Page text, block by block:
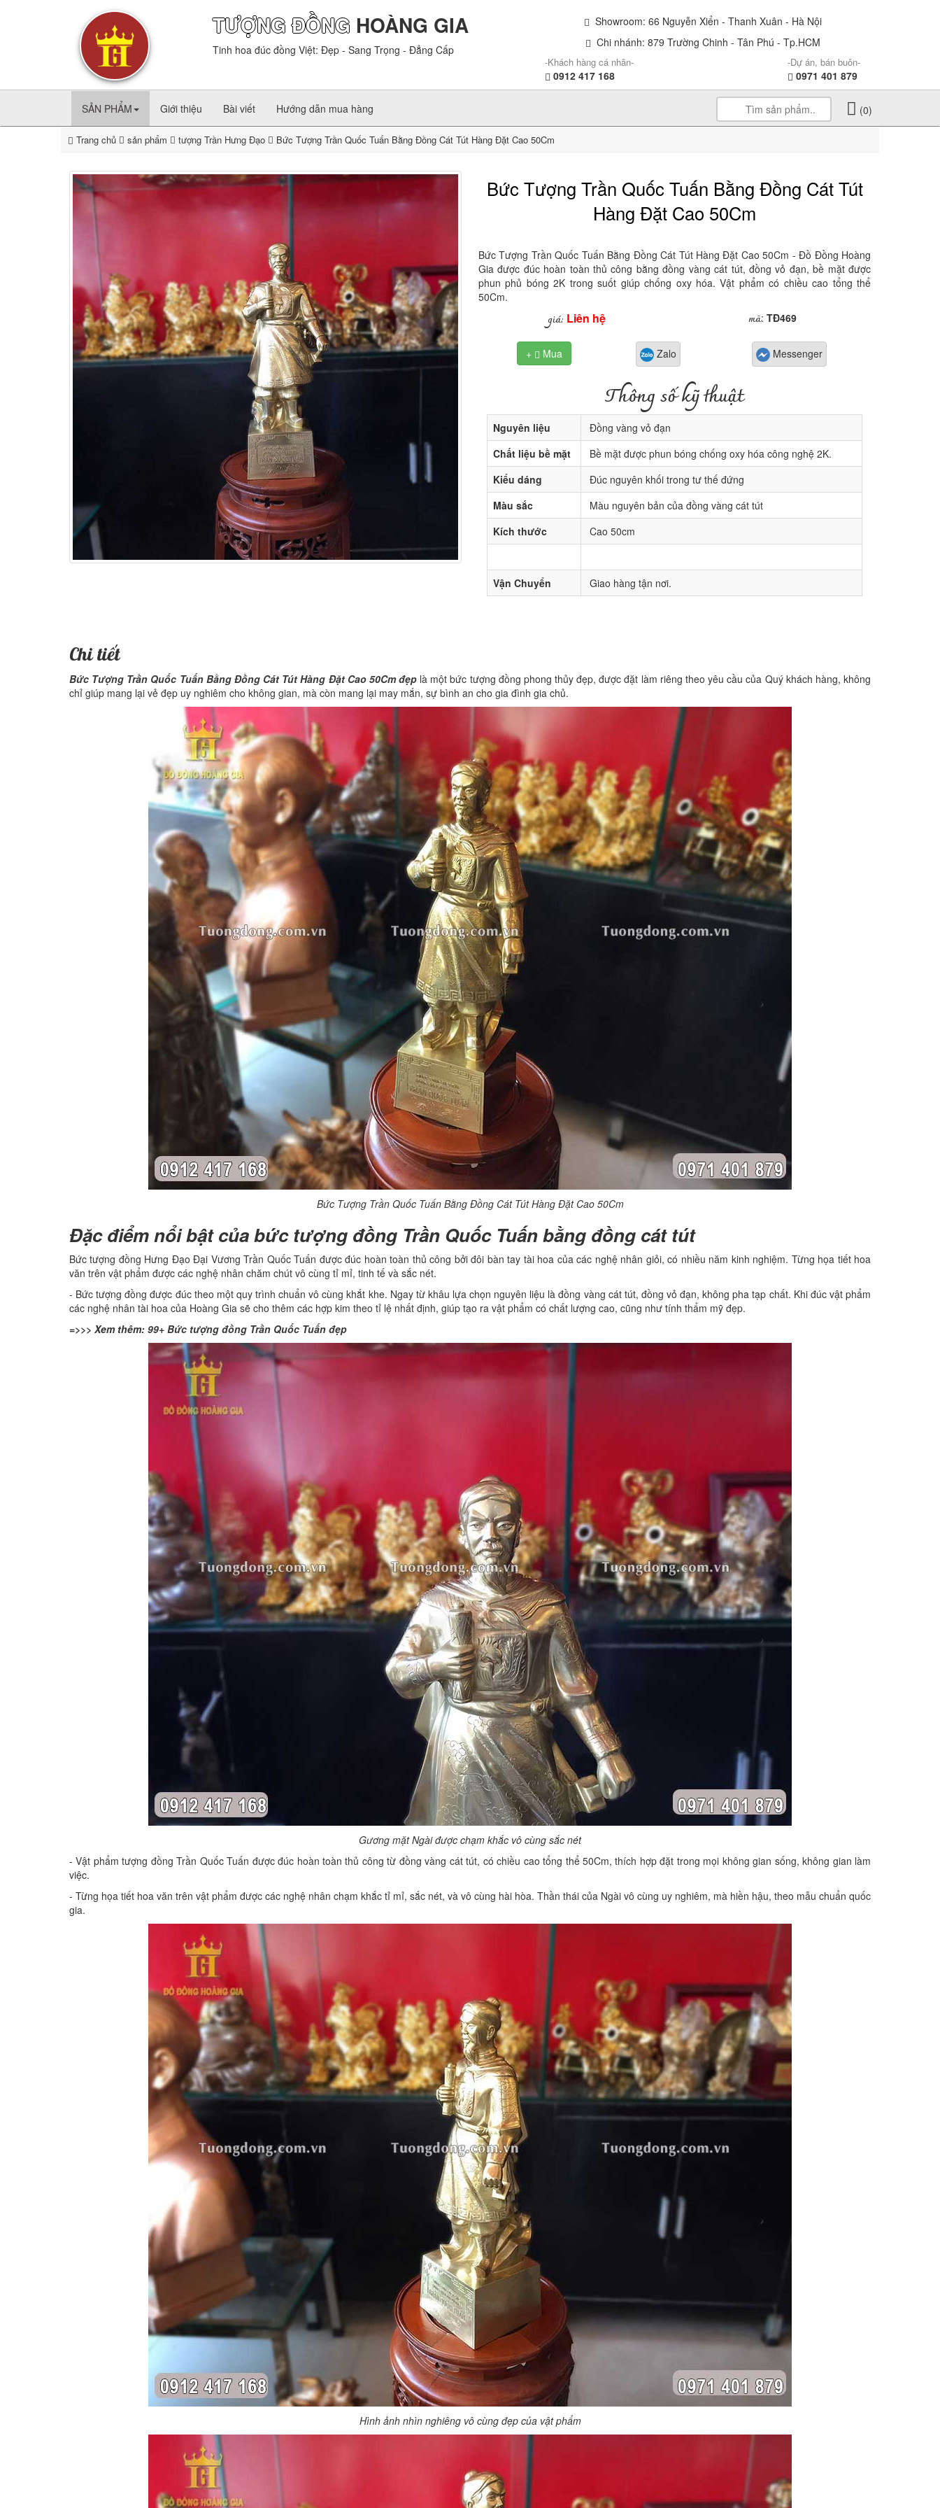
TƯỢNG ĐỒNG HOÀNG GIA
Tinh hoa đúc đồng Việt: Đẹp - Sang Trọng - Đẳng Cấp
Showroom: 66 Nguyễn Xiển - Thanh Xuân - Hà Nội
Chi nhánh: 879 Trường Chinh - Tân Phú - Tp.HCM
-Khách hàng cá nhân-
0912 417 168
-Dự án, bán buôn-
0971 401 879
SẢN PHẨM Giới thiệu Bài viết Hướng dẫn mua hàng (0)
Trang chủ sản phẩm tượng Trần Hưng Đạo Bức Tượng Trần Quốc Tuấn Bằng Đồng Cát Tút Hàng Đặt Cao 50Cm
Bức Tượng Trần Quốc Tuấn Bằng Đồng Cát Tút
Hàng Đặt Cao 50Cm
Bức Tượng Trần Quốc Tuấn Bằng Đồng Cát Tút Hàng Đặt Cao 50Cm - Đồ Đồng Hoàng
Gia được đúc hoàn toàn thủ công bằng đồng vàng cát tút, đồng vỏ đạn, bề mặt được
phun phủ bóng 2K trong suốt giúp chống oxy hóa. Vật phẩm có chiều cao tổng thể
50Cm.
giá: Liên hệ mã:TĐ469
+  Mua Zalo Messenger
Thông số kỹ thuật
Nguyên liệu
Đồng vàng vỏ đạn
Chất liệu bề mặt
Bề mặt được phun bóng chống oxy hóa công nghệ 2K.
Kiểu dáng
Đúc nguyên khối trong tư thế đứng
Màu sắc
Màu nguyên bản của đồng vàng cát tút
Kích thước
Cao 50cm
Vận Chuyển Giao hàng tận nơi.
Chi tiết
Bức Tượng Trần Quốc Tuấn Bằng Đồng Cát Tút Hàng Đặt Cao 50Cm đẹplà một bức tượng đồng phong thủy đẹp, được đặt làm riêng theo yêu cầu của Quý khách hàng, không
chỉ giúp mang lại vẻ đẹp uy nghiêm cho không gian, mà còn mang lại may mắn, sự bình an cho gia đình gia chủ.
Bức Tượng Trần Quốc Tuấn Bằng Đồng Cát Tút Hàng Đặt Cao 50Cm
Đặc điểm nổi bật của bức tượng đồng Trần Quốc Tuấn bằng đồng cát tút
Bức tượng đồng Hưng Đạo Đại Vương Trần Quốc Tuấn được đúc hoàn toàn thủ công bởi đôi bàn tay tài hoa của các nghệ nhân giỏi, có nhiều năm kinh nghiệm. Từng họa tiết hoa
văn trên vật phẩm được các nghệ nhân chăm chút vô cùng tỉ mỉ, tinh tế và sắc nét.
- Bức tượng đồng được đúc theo một quy trình chuẩn vô cùng khắt khe. Ngay từ khâu lựa chọn nguyên liệu là đồng vàng cát tút, đồng vỏ đạn, không pha tạp chất. Khi đúc vật phẩm
các nghệ nhân tài hoa của Hoàng Gia sẽ cho thêm các hợp kim theo tỉ lệ nhất định, giúp tạo ra vật phẩm có chất lượng cao, cũng như tính thẩm mỹ đẹp.
=>>> Xem thêm: 99+ Bức tượng đồng Trần Quốc Tuấn đẹp
Gương mặt Ngài được chạm khắc vô cùng sắc nét
- Vật phẩm tượng đồng Trần Quốc Tuấn được đúc hoàn toàn thủ công từ đồng vàng cát tút, có chiều cao tổng thể 50Cm, thích hợp đặt trong mọi không gian sống, không gian làm
việc.
- Từng họa tiết hoa văn trên vật phẩm được các nghệ nhân chạm khắc tỉ mỉ, sắc nét, và vô cùng hài hòa. Thần thái của Ngài vô cùng uy nghiêm, mà hiền hậu, theo mẫu chuẩn quốc
gia.
Hình ảnh nhìn nghiêng vô cùng đẹp của vật phẩm